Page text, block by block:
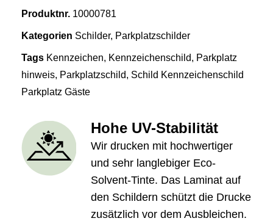
Produktnr. 10000781
Kategorien Schilder, Parkplatzschilder
Tags Kennzeichen, Kennzeichenschild, Parkplatz
hinweis, Parkplatzschild, Schild Kennzeichenschild
Parkplatz Gäste
Hohe UV-Stabilität
Wir drucken mit hochwertiger
und sehr langlebiger Eco-
Solvent-Tinte. Das Laminat auf
den Schildern schützt die Drucke
zusätzlich vor dem Ausbleichen.